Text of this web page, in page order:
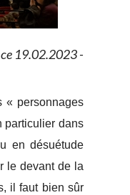
19.02.2023 -
« personnages
particulier dans
en désuétude
le devant de la
il faut bien sûr